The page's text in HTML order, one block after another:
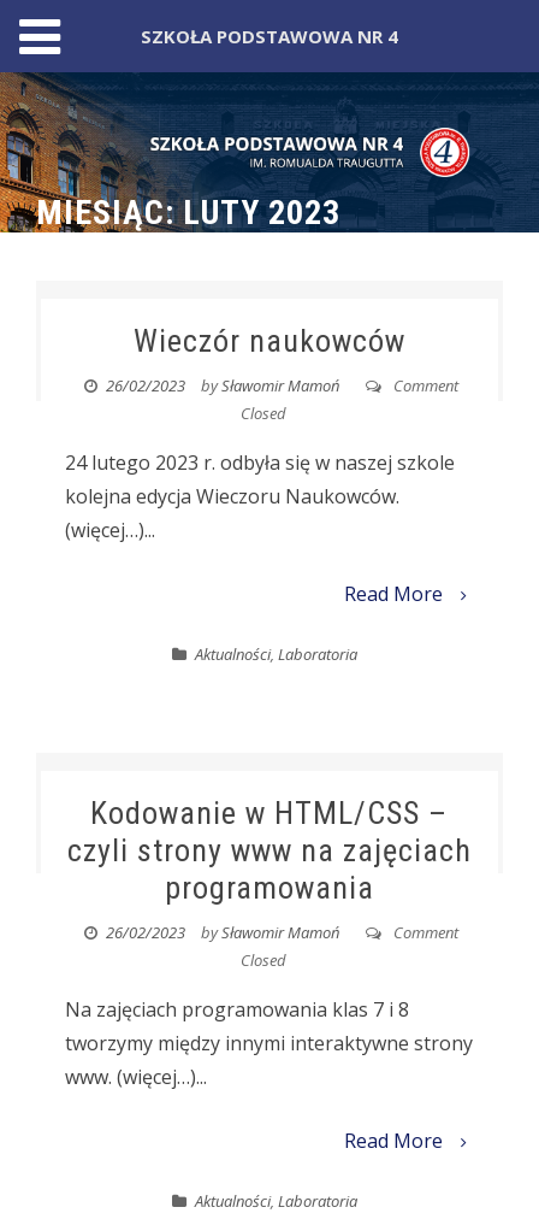
Skip
to
content
MIESIĄC:LUTY 2023
Wieczór naukowców
26/02/2023 bySławomir Mamoń
Comment
Closed
24 lutego 2023 r. odbyła się w naszej szkole
kolejna edycja Wieczoru Naukowców.
(więcej…)...
Read More
Aktualności,Laboratoria
Kodowanie w HTML/CSS –
czyli strony www na zajęciach
programowania
26/02/2023 bySławomir Mamoń
Comment
Closed
Na zajęciach programowania klas 7 i 8
tworzymy między innymi interaktywne strony
www. (więcej…)...
Read More
Aktualności,Laboratoria
SZKOŁA PODSTAWOWA NR 4